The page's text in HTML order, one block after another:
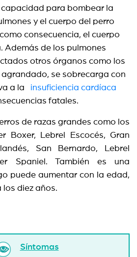
para bombear la
y el cuerpo del perro
consecuencia, el cuerpo
Además de los pulmones
otros órganos como los
agrandado, se sobrecarga con
a la insuficiencia cardíaca
fatales.
de razas grandes como los
Boxer, Lebrel Escocés, Gran
San Bernardo, Lebrel
Spaniel. También es una
puede aumentar con la edad,
los diez años.
Síntomas